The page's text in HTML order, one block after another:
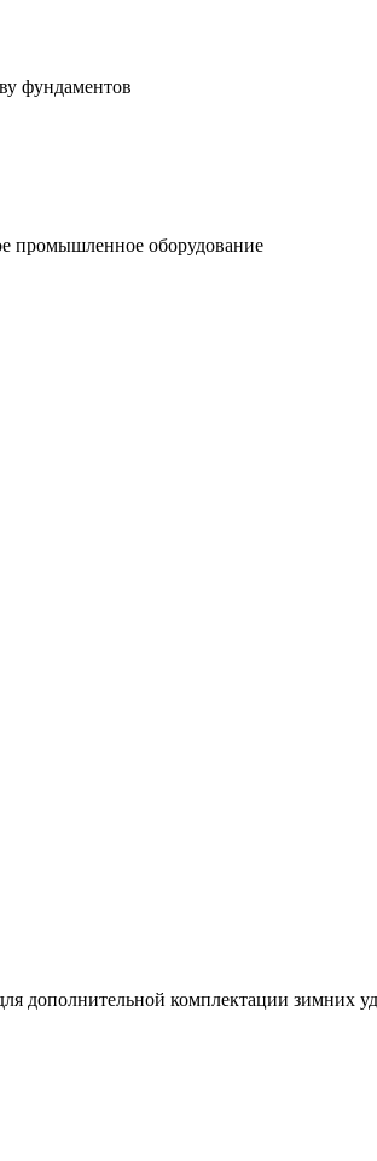
фундаментов
промышленное оборудование
дополнительной комплектации зимних